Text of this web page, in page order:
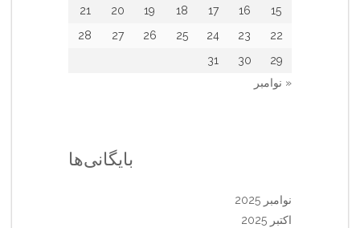
15
16
17
18
19
20
21
22
23
24
25
26
27
28
29
30
31
« نوامبر
بایگانی‌ها
نوامبر 2025
اکتبر 2025